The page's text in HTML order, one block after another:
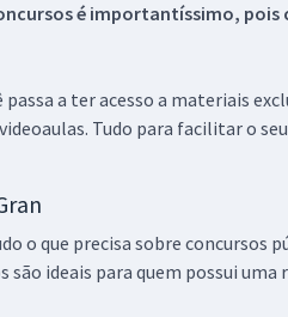
é importantíssimo,
passa a ter acesso a materiais
Tudo para facilitar o
o que precisa sobre
são ideais para quem possui